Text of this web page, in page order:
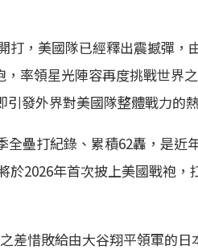
打，美國隊已經釋出震撼彈，
率領星光陣容再度挑戰世界
發外界對美國隊整體戰力的
全壘打紀錄、累積62轟，是近
於2026年首次披上美國戰袍
差惜敗給由大谷翔平領軍的